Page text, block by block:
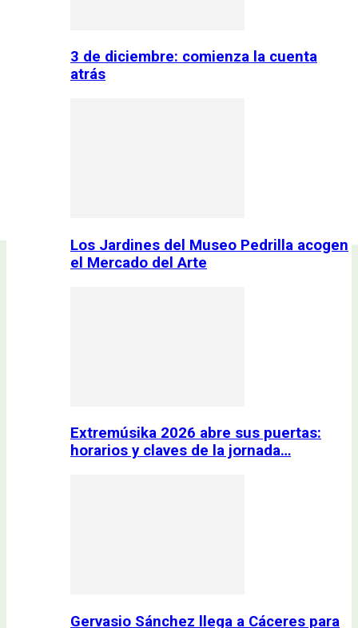
3 de diciembre: comienza la cuenta
atrás
Los Jardines del Museo Pedrilla acogen
el Mercado del Arte
Extremúsika 2026 abre sus puertas:
horarios y claves de la jornada…
Gervasio Sánchez llega a Cáceres para